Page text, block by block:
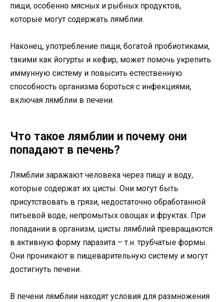
пищи, особенно мясных и рыбных продуктов,
которые могут содержать лямблии.
Наконец, употребление пищи, богатой пробиотиками,
такими как йогурты и кефир, может помочь укрепить
иммунную систему и повысить естественную
способность организма бороться с инфекциями,
включая лямблии в печени.
Что такое лямблии и почему они
попадают в печень?
Лямблии заражают человека через пищу и воду,
которые содержат их цисты. Они могут быть
присутствовать в грязи, недостаточно обработанной
питьевой воде, непромытых овощах и фруктах. При
попадании в организм, цисты лямблий превращаются
в активную форму паразита – т.н. трубчатые формы.
Они проникают в пищеварительную систему и могут
достигнуть печени.
В печени лямблии находят условия для размножения